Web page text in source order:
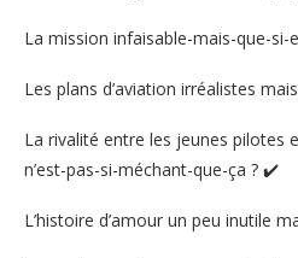
La mission infaisable-mais-que-
Les plans d’aviation irréalistes
La rivalité entre les jeunes pilotes
n’est-pas-si-méchant-que-ça ? ✔️
L’histoire d’amour un peu inutile